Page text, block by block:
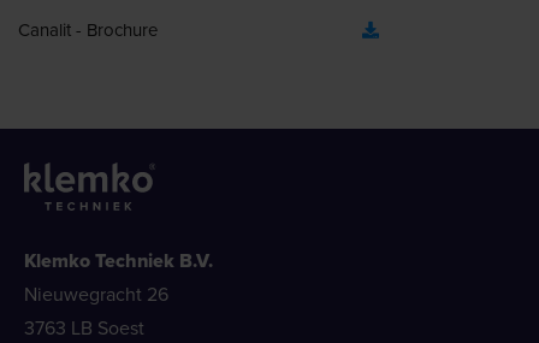
Canalit - Brochure
Klemko Techniek B.V.
Nieuwegracht 26
3763 LB Soest